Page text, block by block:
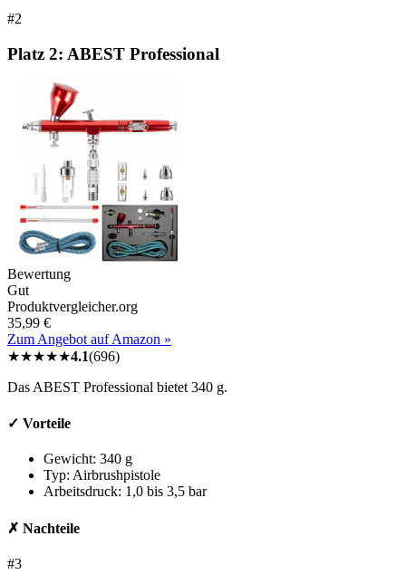
#2
Platz 2: ABEST Professional
Bewertung
Gut
Produktvergleicher.org
35,99 €
Zum Angebot auf Amazon »
★★★★★4.1(696)
Das ABEST Professional bietet 340 g.
✓ Vorteile
Gewicht: 340 g
Typ: Airbrushpistole
Arbeitsdruck: 1,0 bis 3,5 bar
✗ Nachteile
#3